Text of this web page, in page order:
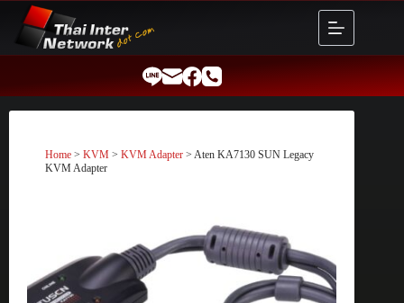
content
Home > KVM > KVM Adapter > Aten KA7130 SUN Legacy
KVM Adapter